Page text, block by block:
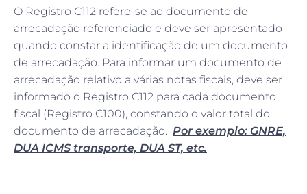
O Registro C112 refere-se ao documento de
arrecadação referenciado e deve ser apresentado
quando constar a identificação de um documento
de arrecadação. Para informar um documento de
arrecadação relativo a várias notas fiscais, deve ser
informado o Registro C112 para cada documento
fiscal (Registro C100), constando o valor total do
documento de arrecadação. Por exemplo: GNRE,
DUA ICMS transporte, DUA ST, etc.